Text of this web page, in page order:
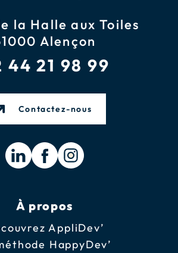
la Halle aux Toiles
Alençon
44 21 98 99
Contactez-nous
À propos
AppliDev’
HappyDev’